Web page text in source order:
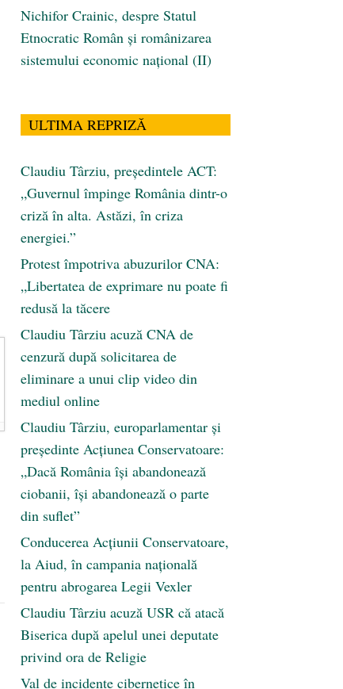
Nichifor Crainic, despre Statul
Etnocratic Român şi românizarea
sistemului economic naţional (II)
ULTIMA REPRIZĂ
Claudiu Târziu, președintele ACT:
„Guvernul împinge România dintr-o
criză în alta. Astăzi, în criza
energiei.”
Protest împotriva abuzurilor CNA:
„Libertatea de exprimare nu poate fi
redusă la tăcere
Claudiu Târziu acuză CNA de
cenzură după solicitarea de
eliminare a unui clip video din
mediul online
Claudiu Târziu, europarlamentar și
președinte Acțiunea Conservatoare:
„Dacă România își abandonează
ciobanii, își abandonează o parte
din suflet”
Conducerea Acțiunii Conservatoare,
la Aiud, în campania națională
pentru abrogarea Legii Vexler
Claudiu Târziu acuză USR că atacă
Biserica după apelul unei deputate
privind ora de Religie
Val de incidente cibernetice în